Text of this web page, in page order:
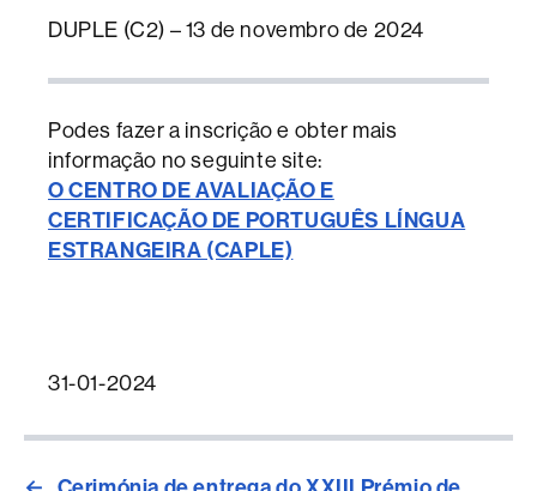
DUPLE (C2) – 13 de novembro de 2024
Podes fazer a inscrição e obter mais
informação no seguinte site:
O CENTRO DE AVALIAÇÃO E
CERTIFICAÇÃO DE PORTUGUÊS LÍNGUA
ESTRANGEIRA (CAPLE)
31-01-2024